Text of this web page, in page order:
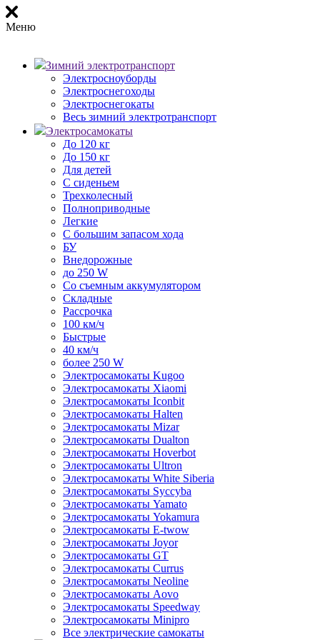
Меню
Зимний электротранспорт
Электросноуборды
Электроснегоходы
Электроснегокаты
Весь зимний электротранспорт
Электросамокаты
До 120 кг
До 150 кг
Для детей
С сиденьем
Трехколесный
Полноприводные
Легкие
С большим запасом хода
БУ
Внедорожные
до 250 W
Со съемным аккумулятором
Складные
Рассрочка
100 км/ч
Быстрые
40 км/ч
более 250 W
Электросамокаты Kugoo
Электросамокаты Xiaomi
Электросамокаты Iconbit
Электросамокаты Halten
Электросамокаты Mizar
Электросамокаты Dualton
Электросамокаты Hoverbot
Электросамокаты Ultron
Электросамокаты White Siberia
Электросамокаты Syccyba
Электросамокаты Yamato
Электросамокаты Yokamura
Электросамокаты E-twow
Электросамокаты Joyor
Электросамокаты GT
Электросамокаты Currus
Электросамокаты Neoline
Электросамокаты Aovo
Электросамокаты Speedway
Электросамокаты Minipro
Все электрические самокаты